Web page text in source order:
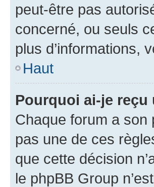
peut-être pas
concerné, ou seuls
plus d’informations,
Haut
Pourquoi ai-je
Chaque forum a
pas une de ces
que cette décision
le phpBB Group